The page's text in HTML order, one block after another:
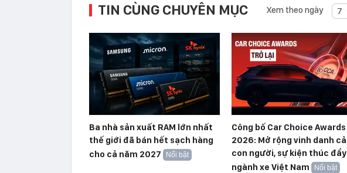
TIN CÙNG CHUYÊN MỤC Xem theo ngày 7
Ba nhà sản xuất RAM lớn nhất
thế giới đã bán hết sạch hàng
cho cả năm 2027
Nổi bật
Công bố Car Choice Awards
2026: Mở rộng vinh danh cả
con người, sự kiện thúc đẩy
ngành xe Việt Nam
Nổi bật